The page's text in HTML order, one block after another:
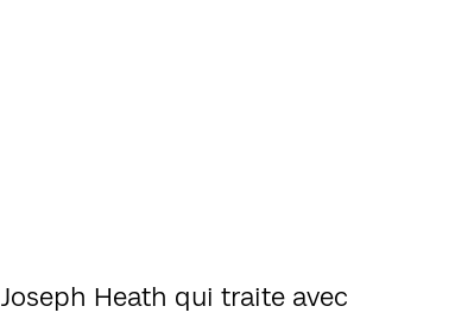
Heath qui traite avec